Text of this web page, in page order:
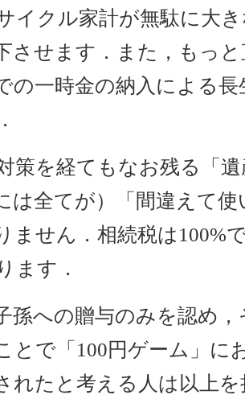
イクル家計が無駄に大
させます．また，もっ
の一時金の納入による
策を経てもなお残る「
は全てが）「間違えて
ません．相続税は100%
ます．
孫への贈与のみを認め
とで「100円ゲーム」に
れたと考える人は以上